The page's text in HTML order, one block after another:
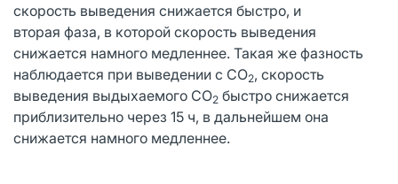
скорость выведения снижается быстро, и
вторая фаза, в которой скорость выведения
снижается намного медленнее. Такая же фазность
наблюдается при выведении с СО2, скорость
выведения выдыхаемого СO2 быстро снижается
приблизительно через 15 ч, в дальнейшем она
снижается намного медленнее.